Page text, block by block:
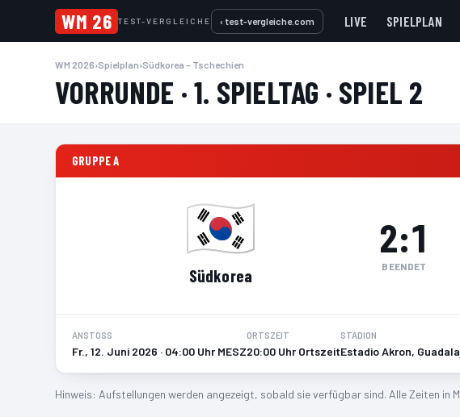
WM 26 TEST-VERGLEICHE ‹ test-vergleiche.com LIVE SPIELPLAN
WM 2026›Spielplan›Südkorea – Tschechien
VORRUNDE · 1. SPIELTAG · SPIEL 2
GRUPPE A
Südkorea
2:1
BEENDET
ANSTOSS
Fr., 12. Juni 2026 · 04:00 Uhr MESZ
ORTSZEIT
20:00 Uhr Ortszeit
STADION
Estadio Akron,
Hinweis: Aufstellungen werden angezeigt, sobald sie verfügbar sind. Alle Zeiten in